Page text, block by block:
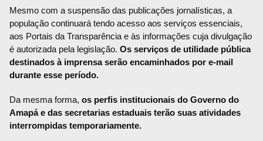
Mesmo com a suspensão das publicações jornalísticas, a
população continuará tendo acesso aos serviços essenciais,
aos Portais da Transparência e às informações cuja divulgação
é autorizada pela legislação. Os serviços de utilidade pública
destinados à imprensa serão encaminhados por e-mail
durante esse período.
Da mesma forma, os perfis institucionais do Governo do
Amapá e das secretarias estaduais terão suas atividades
interrompidas temporariamente.